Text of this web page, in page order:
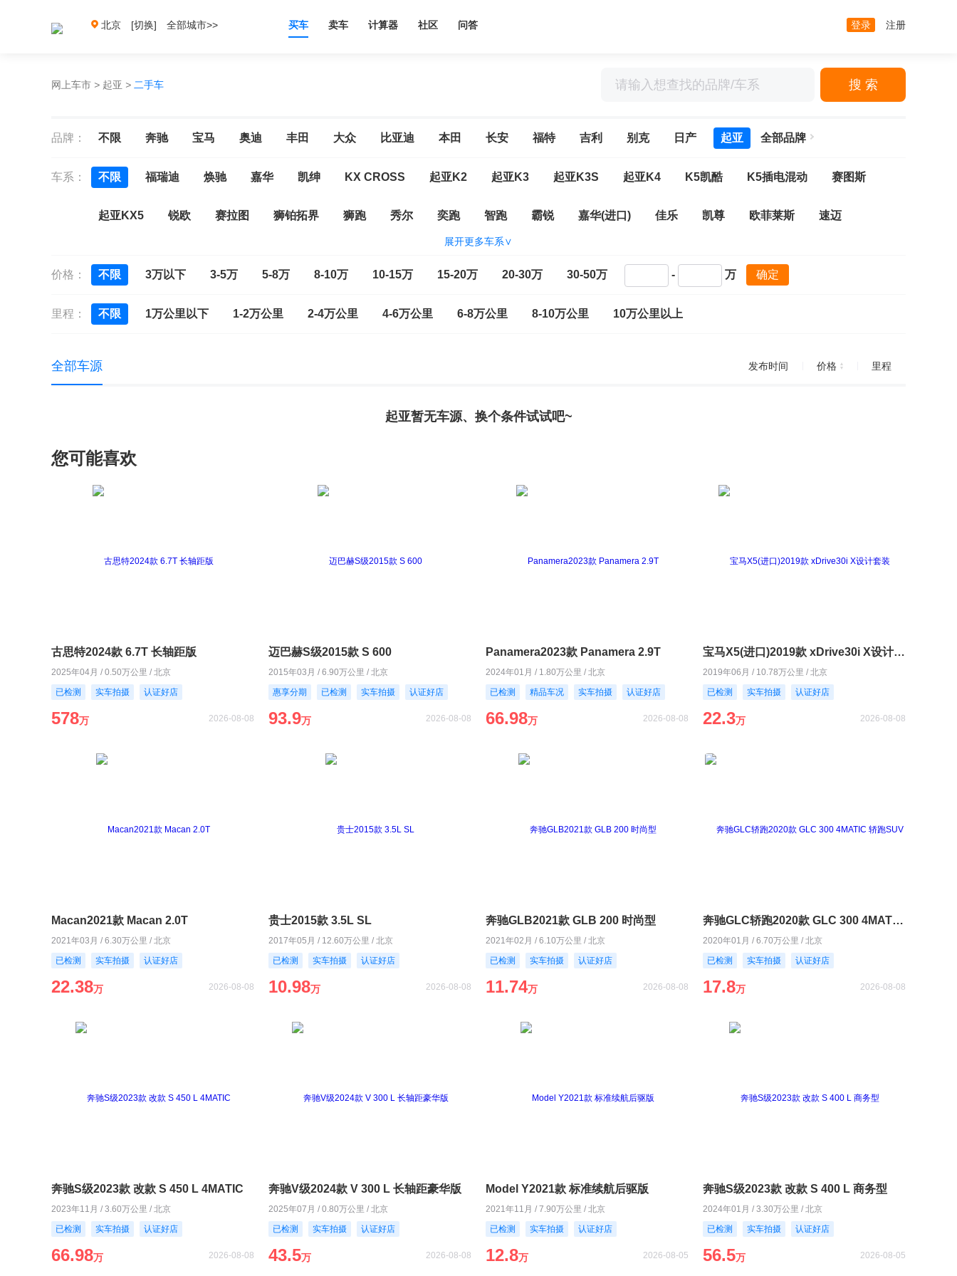
北京 [切换] 全部城市>> 买车 卖车 计算器 社区 问答 登录 注册
网上车市 > 起亚 > 二手车 搜 索
品牌： 不限 奔驰 宝马 奥迪 丰田 大众 比亚迪 本田 长安 福特 吉利 别克 日产 起亚 全部品牌
车系： 不限 福瑞迪 焕驰 嘉华 凯绅 KX CROSS 起亚K2 起亚K3 起亚K3S 起亚K4 K5凯酷 K5插电混动 赛图斯
起亚KX5 锐欧 赛拉图 狮铂拓界 狮跑 秀尔 奕跑 智跑 霸锐 嘉华(进口) 佳乐 凯尊 欧菲莱斯 速迈
展开更多车系∨
价格： 不限 3万以下 3-5万 5-8万 8-10万 10-15万 15-20万 20-30万 30-50万 - 万 确定
里程： 不限 1万公里以下 1-2万公里 2-4万公里 4-6万公里 6-8万公里 8-10万公里 10万公里以上
全部车源 发布时间 价格 里程
起亚暂无车源、换个条件试试吧~
您可能喜欢
古思特2024款 6.7T 长轴距版
2025年04月 / 0.50万公里 / 北京
已检测
实车拍摄 认证好店
578万 2026-08-08
迈巴赫S级2015款 S 600
2015年03月 / 6.90万公里 / 北京
惠享分期
已检测 实车拍摄 认证好店
93.9万 2026-08-08
Panamera2023款 Panamera 2.9T
2024年01月 / 1.80万公里 / 北京
已检测
精品车况 实车拍摄 认证好店
66.98万 2026-08-08
宝马X5(进口)2019款 xDrive30i X设计套装
2019年06月 / 10.78万公里 / 北京
已检测
实车拍摄 认证好店
22.3万 2026-08-08
Macan2021款 Macan 2.0T
2021年03月 / 6.30万公里 / 北京
已检测
实车拍摄 认证好店
22.38万 2026-08-08
贵士2015款 3.5L SL
2017年05月 / 12.60万公里 / 北京
已检测
实车拍摄 认证好店
10.98万 2026-08-08
奔驰GLB2021款 GLB 200 时尚型
2021年02月 / 6.10万公里 / 北京
已检测
实车拍摄 认证好店
11.74万 2026-08-08
奔驰GLC轿跑2020款 GLC 300 4MATIC 轿跑SUV
2020年01月 / 6.70万公里 / 北京
已检测
实车拍摄 认证好店
17.8万 2026-08-08
奔驰S级2023款 改款 S 450 L 4MATIC
2023年11月 / 3.60万公里 / 北京
已检测
实车拍摄 认证好店
66.98万 2026-08-08
奔驰V级2024款 V 300 L 长轴距豪华版
2025年07月 / 0.80万公里 / 北京
已检测
实车拍摄 认证好店
43.5万 2026-08-08
Model Y2021款 标准续航后驱版
2021年11月 / 7.90万公里 / 北京
已检测
实车拍摄 认证好店
12.8万 2026-08-05
奔驰S级2023款 改款 S 400 L 商务型
2024年01月 / 3.30万公里 / 北京
已检测
实车拍摄 认证好店
56.5万 2026-08-05